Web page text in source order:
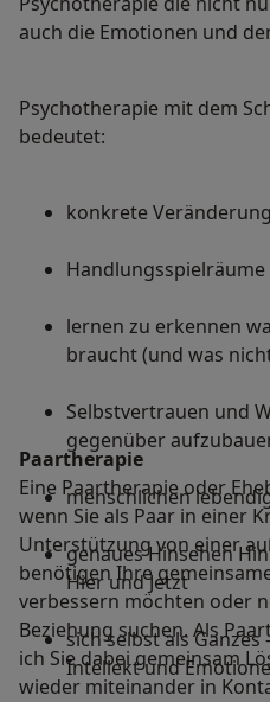
auch die Emotionen und
Psychotherapie mit dem
bedeutet:
konkrete
lernen zu erkennen
braucht (und was
Selbstvertrauen und
gegenüber
menschlichen
genaues Hinsehen
Hier und Jetzt
sich selbst als
Intellekt und
Paartherapie
Eine Paartherapie oder
wenn Sie als Paar in einer
Unterstützung von einer
benötigen Ihre
verbessern möchten oder
Beziehung suchen. Als
ich Sie dabei gemeinsam
wieder miteinander in